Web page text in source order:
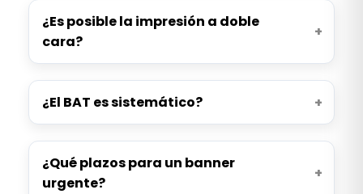
¿Es posible la impresión a doble
cara?
¿El BAT es sistemático?
¿Qué plazos para un banner
urgente?